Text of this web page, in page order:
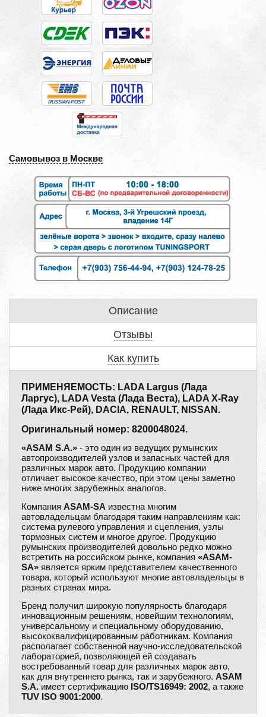
Самовывоз в Москве
Описание
Отзывы
Как купить
ПРИМЕНЯЕМОСТЬ: LADA Largus (Лада
Ларгус), LADA Vesta (Лада Веста), LADA X-Ray
(Лада Икс-Рей), DACIA, RENAULT, NISSAN.
Оригинальный номер: 8200048024.
«ASAM S.A.» - это один из ведущих румынских
автопроизводителей узлов и запасных частей для
различных марок авто. Продукцию компании
отличает высокое качество, при этом цены заметно
ниже многих зарубежных аналогов.
Компания ASAM-SA известна многим
автовладельцам благодаря таким направлениям как:
система рулевого управления и сцепления, узлы
тормозных систем и многое другое. Продукцию
румынских производителей довольно редко можно
встретить на российском рынке, компания «ASAM-
SA» является ярким представителем качественного
товара, который используют многие автовладельцы в
разных странах мира.
Бренд получил широкую популярность благодаря
инновационным решениям, новейшим технологиям,
универсальному и специальному оборудованию,
высококвалифицированным работникам. Компания
располагает собственной научно-исследовательской
лабораторией, позволяющей ей создавать
востребованный товар для различных марок авто,
как для внутреннего рынка, так и зарубежного. ASAM
S.A. имеет сертификацию ISO/TS16949: 2002, а также
TUV ISO 9001:2000.